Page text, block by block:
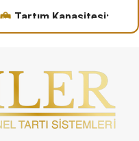
Tartım Kapasitesi
Tartım Hassasiyeti
200 GR